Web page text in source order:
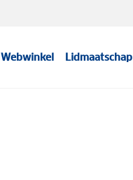
Webwinkel Lidmaatschap